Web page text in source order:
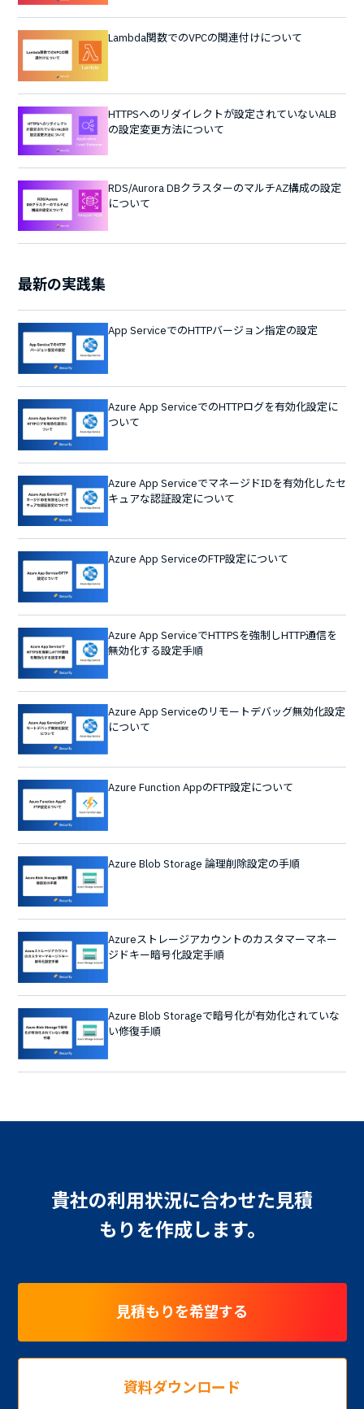
Lambda関数でのVPCの関連付けについて
HTTPSへのリダイレクトが設定されていないALB
の設定変更方法について
RDS/Aurora DBクラスターのマルチAZ構成の設定
について
最新の実践集
App ServiceでのHTTPバージョン指定の設定
Azure App ServiceでのHTTPログを有効化設定に
ついて
Azure App ServiceでマネージドIDを有効化したセ
キュアな認証設定について
Azure App ServiceのFTP設定について
Azure App ServiceでHTTPSを強制しHTTP通信を
無効化する設定手順
Azure App Serviceのリモートデバッグ無効化設定
について
Azure Function AppのFTP設定について
Azure Blob Storage 論理削除設定の手順
Azureストレージアカウントのカスタマーマネー
ジドキー暗号化設定手順
Azure Blob Storageで暗号化が有効化されていな
い修復手順
貴社の利用状況に合わせた見積
もりを作成します。
見積もりを希望する
資料ダウンロード